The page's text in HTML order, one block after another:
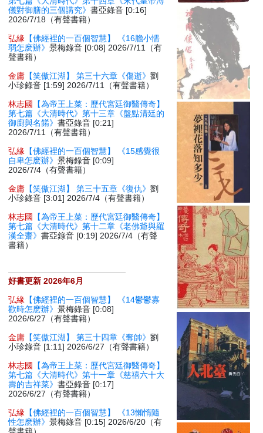
儀對御膳的三個講究》書亞錄音 [0:16]
2026/7/18（有聲書籍）
弘緣 【佛經裡的一百個智慧】 《16膽小懦
弱怎麽辦》景梅錄音 [0:08] 2026/7/11（有
聲書籍）
金庸 【笑傲江湖】 第三十六章《傷逝》劉
小珍錄音 [1:59] 2026/7/11（有聲書籍）
林志國
【為帝王上菜：歷代宮廷御醫傳奇】
第七篇《大清時代》第十三章《盤點清廷的
御廚與名餚》書亞錄音 [0:21]
2026/7/11（有聲書籍）
弘緣 【佛經裡的一百個智慧】 《15感覺很
自卑怎麽辦》景梅錄音 [0:09]
2026/7/4（有聲書籍）
金庸 【笑傲江湖】 第三十五章《復仇》劉
小珍錄音 [3:01] 2026/7/4（有聲書籍）
林志國
【為帝王上菜：歷代宮廷御醫傳奇】
第七篇《大清時代》第十二章《老佛爺與羅
漢全齋》書亞錄音 [0:19] 2026/7/4（有聲
書籍）
好書更新 2026年6月
弘緣 【佛經裡的一百個智慧】 《14鬱鬱寡
歡時怎麽辦》景梅錄音 [0:08]
2026/6/27（有聲書籍）
金庸 【笑傲江湖】 第三十四章《奪帥》劉
小珍錄音 [1:11] 2026/6/27（有聲書籍）
林志國
【為帝王上菜：歷代宮廷御醫傳奇】
第七篇《大清時代》第十一章《慈禧六十大
壽的吉祥菜》書亞錄音 [0:17]
2026/6/27（有聲書籍）
弘緣 【佛經裡的一百個智慧】 《13懶惰隨
性怎麽辦》景梅錄音 [0:15] 2026/6/20（有